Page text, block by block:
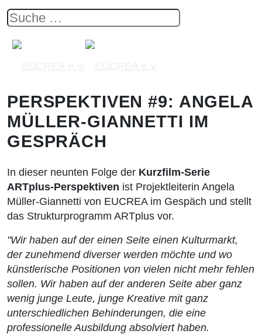
PERSPEKTIVEN #9: ANGELA
MÜLLER-GIANNETTI IM
GESPRÄCH
In dieser neunten Folge der Kurzfilm-Serie
ARTplus-Perspektiven ist Projektleiterin Angela
Müller-Giannetti von EUCREA im Gespäch und stellt
das Strukturprogramm ARTplus vor.
"Wir haben auf der einen Seite einen Kulturmarkt,
der zunehmend diverser werden möchte und wo
künstlerische Positionen von vielen nicht mehr fehlen
sollen. Wir haben auf der anderen Seite aber ganz
wenig junge Leute, junge Kreative mit ganz
unterschiedlichen Behinderungen, die eine
professionelle Ausbildung absolviert haben.